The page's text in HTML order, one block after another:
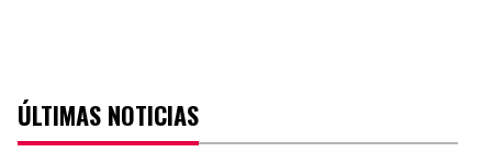
ÚLTIMAS NOTICIAS